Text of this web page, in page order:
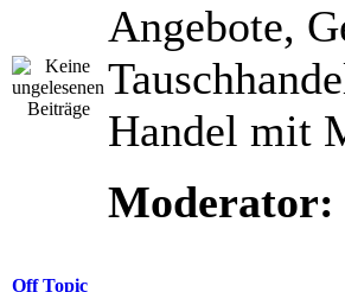
Angebote,
Handel mit
Moderator:
Off Topic